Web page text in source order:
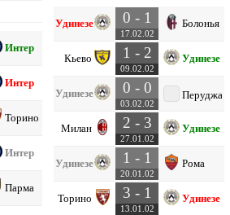
Интер
Интер
Торино
Интер
Парма
Удинезе 0 - 1
17.02.02
Болонья
Кьево 1 - 2
09.02.02
Удинезе
Удинезе 0 - 0
03.02.02
Перуджа
Милан 2 - 3
27.01.02
Удинезе
Удинезе 1 - 1
20.01.02
Рома
Торино 3 - 1
13.01.02
Удинезе